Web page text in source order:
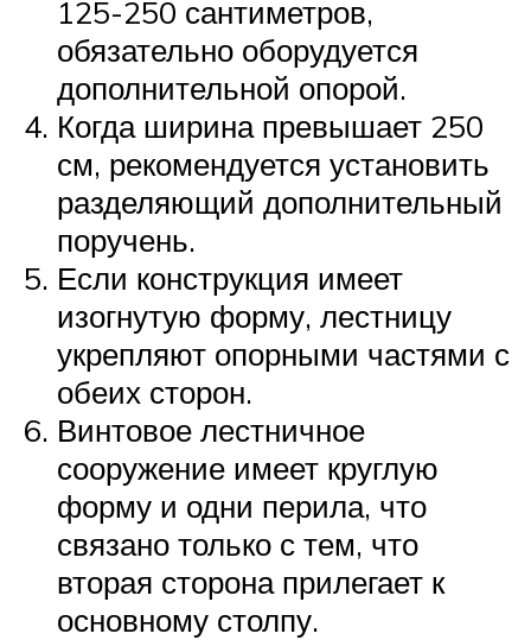
125-250 сантиметров,
обязательно оборудуется
дополнительной опорой.
Когда ширина превышает 250
см, рекомендуется установить
разделяющий дополнительный
поручень.
Если конструкция имеет
изогнутую форму, лестницу
укрепляют опорными частями с
обеих сторон.
Винтовое лестничное
сооружение имеет круглую
форму и одни перила, что
связано только с тем, что
вторая сторона прилегает к
основному столпу.